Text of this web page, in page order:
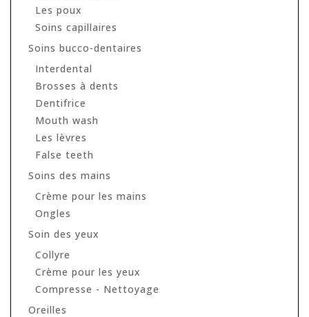
Les poux
Soins capillaires
Soins bucco-dentaires
Interdental
Brosses à dents
Dentifrice
Mouth wash
Les lèvres
False teeth
Soins des mains
Crème pour les mains
Ongles
Soin des yeux
Collyre
Crème pour les yeux
Compresse - Nettoyage
Oreilles